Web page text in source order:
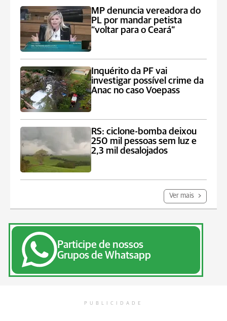
MP denuncia vereadora do
PL por mandar petista
“voltar para o Ceará”
Inquérito da PF vai
investigar possível crime da
Anac no caso Voepass
RS: ciclone-bomba deixou
250 mil pessoas sem luz e
2,3 mil desalojados
Ver mais
Participe de nossos
Grupos de Whatsapp
PUBLICIDADE